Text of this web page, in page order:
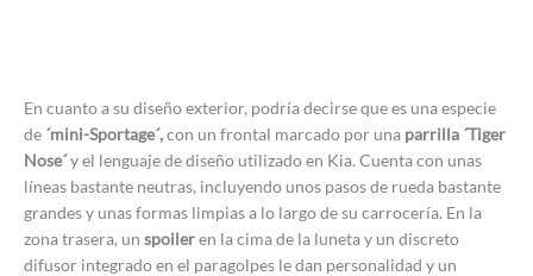
En cuanto a su diseño exterior, podría decirse que es una especie
de ´mini-Sportage´,con un frontal marcado por una parrilla ´Tiger
Nose´y el lenguaje de diseño utilizado en Kia. Cuenta con unas
líneas bastante neutras, incluyendo unos pasos de rueda bastante
grandes y unas formas limpias a lo largo de su carrocería. En la
zona trasera, un spoileren la cima de la luneta y un discreto
difusor integrado en el paragolpes le dan personalidad y un